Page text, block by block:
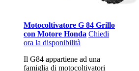
Motocoltivatore G 84 Grillo
con Motore Honda Chiedi
ora la disponibilità
Il G84 appartiene ad una
famiglia di motocoltivatori